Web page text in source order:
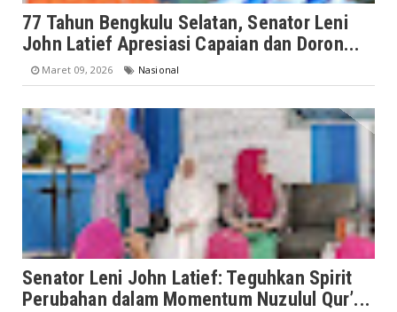
77 Tahun Bengkulu Selatan, Senator Leni
John Latief Apresiasi Capaian dan Doron...
Maret 09, 2026 Nasional
Senator Leni John Latief: Teguhkan Spirit
Perubahan dalam Momentum Nuzulul Qur’...